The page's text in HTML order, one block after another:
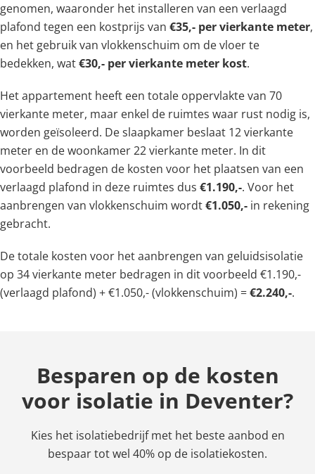
genomen, waaronder het installeren van een verlaagd
plafond tegen een kostprijs van €35,- per vierkante meter,
en het gebruik van vlokkenschuim om de vloer te
bedekken, wat€30,- per vierkante meter kost.
Het appartement heeft een totale oppervlakte van 70
vierkante meter, maar enkel de ruimtes waar rust nodig is,
worden geïsoleerd. De slaapkamer beslaat 12 vierkante
meter en de woonkamer 22 vierkante meter. In dit
voorbeeld bedragen de kosten voor het plaatsen van een
verlaagd plafond in deze ruimtes dus €1.190,-. Voor het
aanbrengen van vlokkenschuim wordt€1.050,- in rekening
gebracht.
De totale kosten voor het aanbrengen van geluidsisolatie
op 34 vierkante meter bedragen in dit voorbeeld €1.190,-
(verlaagd plafond) + €1.050,- (vlokkenschuim) =€2.240,-.
Besparen op de kosten
voor isolatie in Deventer?
Kies het isolatiebedrijf met het beste aanbod en
bespaar tot wel 40% op de isolatiekosten.